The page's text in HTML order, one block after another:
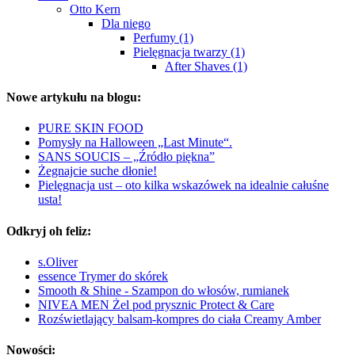
Otto Kern
Dla niego
Perfumy (1)
Pielęgnacja twarzy (1)
After Shaves (1)
Nowe artykułu na blogu:
PURE SKIN FOOD
Pomysły na Halloween „Last Minute“.
SANS SOUCIS – „Źródło piękna”
Żegnajcie suche dłonie!
Pielęgnacja ust – oto kilka wskazówek na idealnie całuśne
usta!
Odkryj oh feliz:
s.Oliver
essence Trymer do skórek
Smooth & Shine - Szampon do włosów, rumianek
NIVEA MEN Żel pod prysznic Protect & Care
Rozświetlający balsam-kompres do ciała Creamy Amber
Nowości: